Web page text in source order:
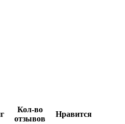
Кол-во
отзывов
Нравится